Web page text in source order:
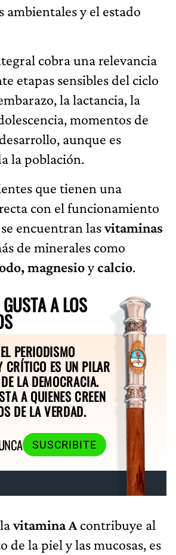
ambientales y el estado
cobra una relevancia
etapas sensibles del ciclo
la lactancia, la
momentos de
aunque es
la población.
que tienen una
con el funcionamiento
encuentran lasvitaminas
de minerales como
magnesioycalcio.
A LOS
PERIODISMO
CRÍTICO ES UN PILAR
LA DEMOCRACIA.
A QUIENES CREEN
DE LA VERDAD.
SUSCRIBITE
vitamina A contribuye al
de la piel y las mucosas, es